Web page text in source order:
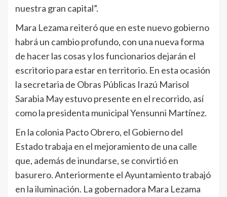
nuestra gran capital”.
Mara Lezama reiteró que en este nuevo gobierno
habrá un cambio profundo, con una nueva forma
de hacer las cosas y los funcionarios dejarán el
escritorio para estar en territorio. En esta ocasión
la secretaria de Obras Públicas Irazú Marisol
Sarabia May estuvo presente en el recorrido, así
como la presidenta municipal Yensunni Martínez.
En la colonia Pacto Obrero, el Gobierno del
Estado trabaja en el mejoramiento de una calle
que, además de inundarse, se convirtió en
basurero. Anteriormente el Ayuntamiento trabajó
en la iluminación. La gobernadora Mara Lezama